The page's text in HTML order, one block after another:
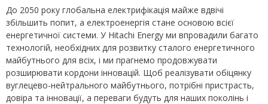
До 2050 року глобальна електрифікація майже вдвічі
збільшить попит, а електроенергія стане основою всієї
енергетичної системи. У Hitachi Energy ми впровадили багато
технологій, необхідних для розвитку сталого енергетичного
майбутнього для всіх, і ми прагнемо продовжувати
розширювати кордони інновацій. Щоб реалізувати обіцянку
вуглецево-нейтрального майбутнього, потрібні пристрасть,
довіра та інновації, а переваги будуть для наших поколінь і